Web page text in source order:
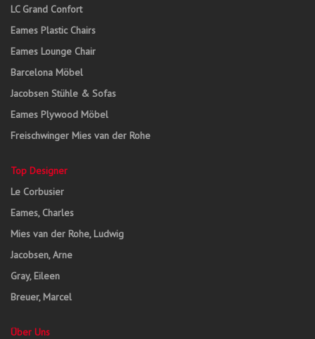
LC Grand Confort
Eames Plastic Chairs
Eames Lounge Chair
Barcelona Möbel
Jacobsen Stühle & Sofas
Eames Plywood Möbel
Freischwinger Mies van der Rohe
Top Designer
Le Corbusier
Eames, Charles
Mies van der Rohe, Ludwig
Jacobsen, Arne
Gray, Eileen
Breuer, Marcel
Über Uns